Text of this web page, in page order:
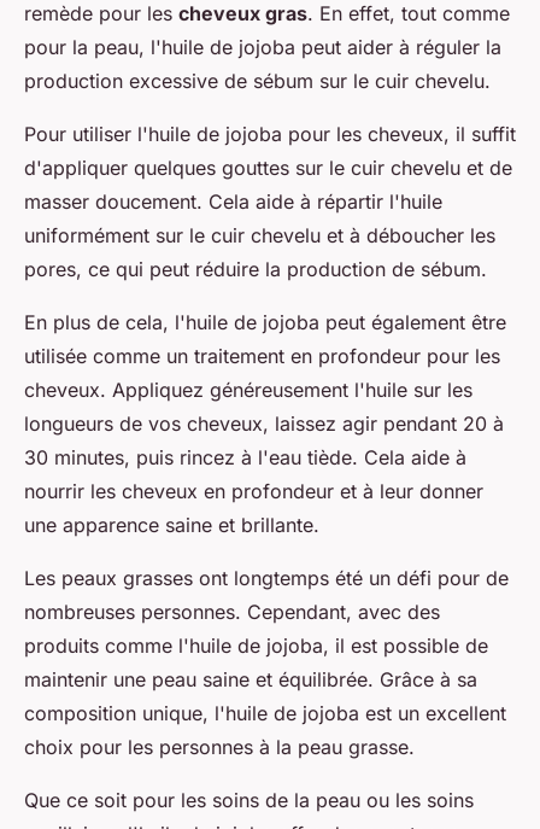
remède pour les cheveux gras. En effet, tout comme
pour la peau, l'huile de jojoba peut aider à réguler la
production excessive de sébum sur le cuir chevelu.
Pour utiliser l'huile de jojoba pour les cheveux, il suffit
d'appliquer quelques gouttes sur le cuir chevelu et de
masser doucement. Cela aide à répartir l'huile
uniformément sur le cuir chevelu et à déboucher les
pores, ce qui peut réduire la production de sébum.
En plus de cela, l'huile de jojoba peut également être
utilisée comme un traitement en profondeur pour les
cheveux. Appliquez généreusement l'huile sur les
longueurs de vos cheveux, laissez agir pendant 20 à
30 minutes, puis rincez à l'eau tiède. Cela aide à
nourrir les cheveux en profondeur et à leur donner
une apparence saine et brillante.
Les peaux grasses ont longtemps été un défi pour de
nombreuses personnes. Cependant, avec des
produits comme l'huile de jojoba, il est possible de
maintenir une peau saine et équilibrée. Grâce à sa
composition unique, l'huile de jojoba est un excellent
choix pour les personnes à la peau grasse.
Que ce soit pour les soins de la peau ou les soins